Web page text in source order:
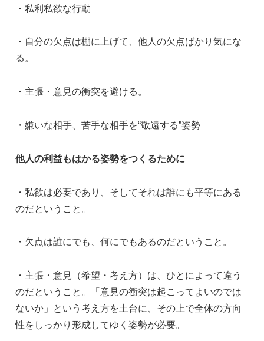
・私利私欲な行動
・自分の欠点は棚に上げて、他人の欠点ばかり気にな
る。
・主張・意見の衝突を避ける。
・嫌いな相手、苦手な相手を“敬遠する”姿勢
他人の利益もはかる姿勢をつくるために
・私欲は必要であり、そしてそれは誰にも平等にある
のだということ。
・欠点は誰にでも、何にでもあるのだということ。
・主張・意見（希望・考え方）は、ひとによって違う
のだということ。「意見の衝突は起こってよいのでは
ないか」という考え方を土台に、その上で全体の方向
性をしっかり形成してゆく姿勢が必要。